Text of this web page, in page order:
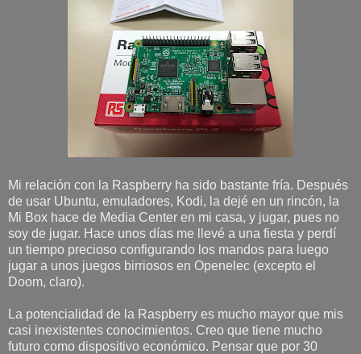
Mi relación con la Raspberry ha sido bastante fría. Después
de usar Ubuntu, emuladores, Kodi, la dejé en un rincón, la
Mi Box hace de Media Center en mi casa, y jugar, pues no
soy de jugar. Hace unos días me llevé a una fiesta y perdí
un tiempo precioso configurando los mandos para luego
jugar a unos juegos birriosos en Openelec (excepto el
Doom, claro).
La potencialidad de la Raspberry es mucho mayor que mis
casi inexistentes conocimientos. Creo que tiene mucho
futuro como dispositivo económico. Pensar que por 30